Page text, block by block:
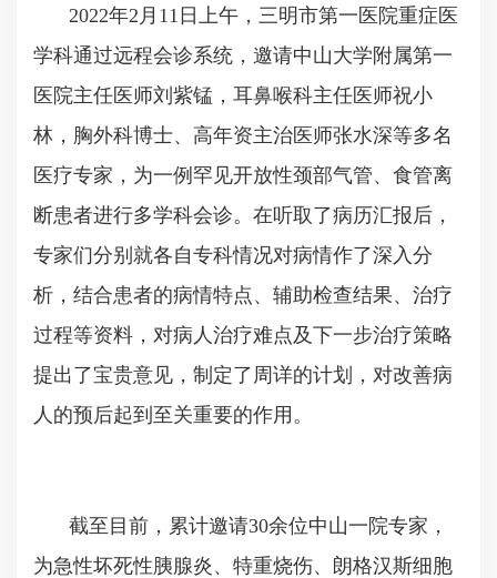
2022年2月11日上午，三明市第一医院重症医
学科通过远程会诊系统，邀请中山大学附属第一
医院主任医师刘紫锰，耳鼻喉科主任医师祝小
林，胸外科博士、高年资主治医师张水深等多名
医疗专家，为一例罕见开放性颈部气管、食管离
断患者进行多学科会诊。在听取了病历汇报后，
专家们分别就各自专科情况对病情作了深入分
析，结合患者的病情特点、辅助检查结果、治疗
过程等资料，对病人治疗难点及下一步治疗策略
提出了宝贵意见，制定了周详的计划，对改善病
人的预后起到至关重要的作用。
截至目前，累计邀请30余位中山一院专家，
为急性坏死性胰腺炎、特重烧伤、朗格汉斯细胞